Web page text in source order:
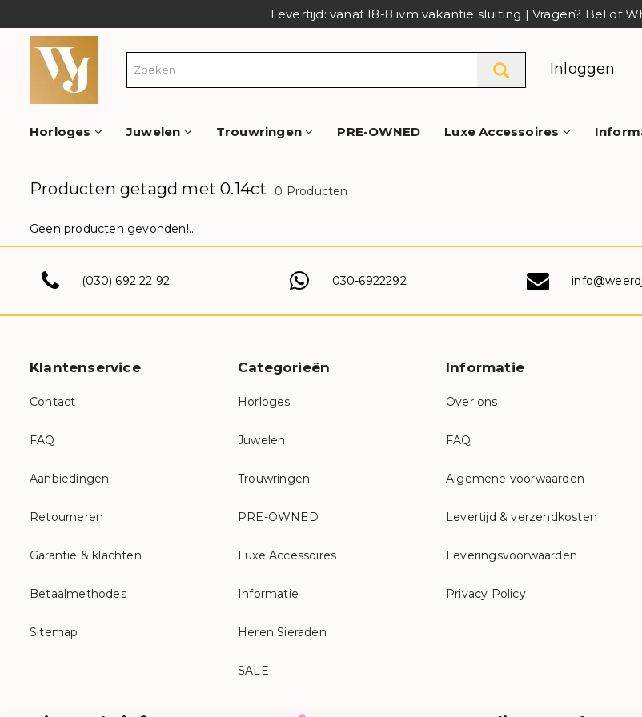
Levertijd: vanaf 18-8 ivm vakantie sluiting | Vragen? Bel of
Inloggen
Horloges Juwelen Trouwringen PRE-OWNED Luxe Accessoires
Producten getagd met 0.14ct 0 Producten
Geen producten gevonden!...
(030) 692 22 92 030-6922292
Klantenservice
Contact
FAQ
Aanbiedingen
Retourneren
Garantie & klachten
Betaalmethodes
Sitemap
Categorieën
Horloges
Juwelen
Trouwringen
PRE-OWNED
Luxe Accessoires
Informatie
Heren Sieraden
SALE
Informatie
Over ons
FAQ
Algemene voorwaarden
Levertijd & verzendkosten
Leveringsvoorwaarden
Privacy Policy